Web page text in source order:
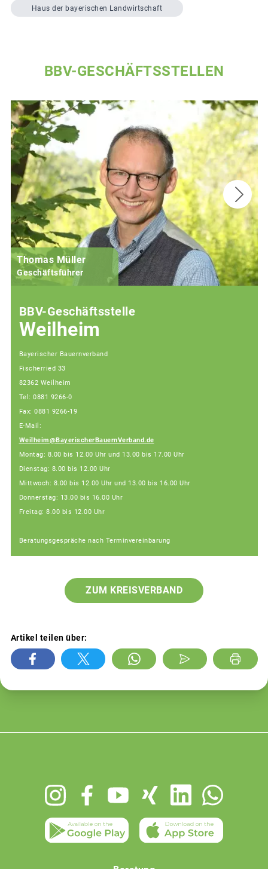
Haus der bayerischen Landwirtschaft
BBV-GESCHÄFTSSTELLEN
Thomas Müller
Geschäftsführer
BBV-Geschäftsstelle
Weilheim
Bayerischer Bauernverband
Fischerried 33
82362 Weilheim
Tel: 0881 9266-0
Fax: 0881 9266-19
E-Mail:
Weilheim@BayerischerBauernVerband.de
Montag: 8.00 bis 12.00 Uhr und 13.00 bis 17.00 Uhr
Dienstag: 8.00 bis 12.00 Uhr
Mittwoch: 8.00 bis 12.00 Uhr und 13.00 bis 16.00 Uhr
Donnerstag: 13.00 bis 16.00 Uhr
Freitag: 8.00 bis 12.00 Uhr
Beratungsgespräche nach Terminvereinbarung
ZUM KREISVERBAND
Artikel teilen über: